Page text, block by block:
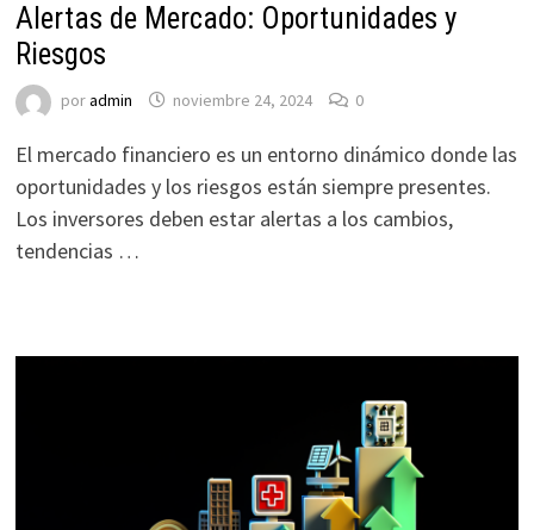
Alertas de Mercado: Oportunidades y
Riesgos
poradmin noviembre 24, 2024 0
El mercado financiero es un entorno dinámico donde las
oportunidades y los riesgos están siempre presentes.
Los inversores deben estar alertas a los cambios,
tendencias …